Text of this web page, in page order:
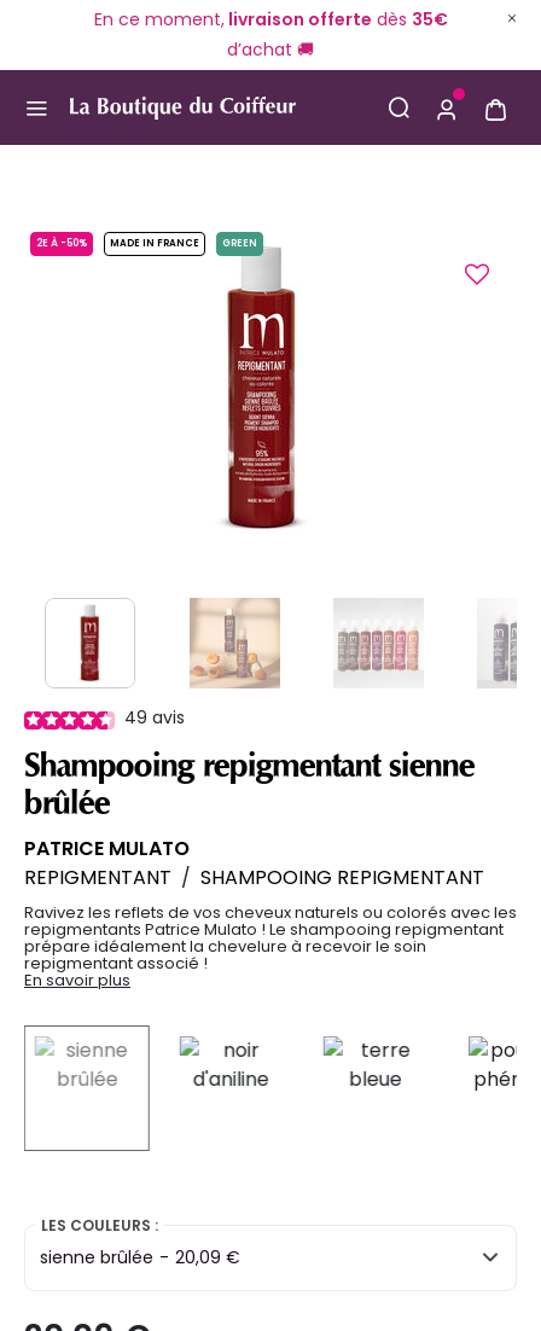
En ce moment,livraison offerte dès 35€
d’achat 🚚
2E À -50% MADE IN FRANCE GREEN
49 avis
Shampooing repigmentant sienne
brûlée
PATRICE MULATO
REPIGMENTANT / SHAMPOOING REPIGMENTANT
Ravivez les reflets de vos cheveux naturels ou colorés avec les
repigmentants Patrice Mulato ! Le shampooing repigmentant
prépare idéalement la chevelure à recevoir le soin
repigmentant associé !
En savoir plus
selected
LES COULEURS :
sienne brûlée - 20,09 €